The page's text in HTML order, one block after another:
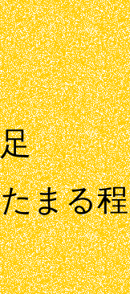
まる